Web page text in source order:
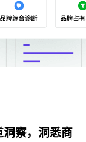
洞察，洞悉商